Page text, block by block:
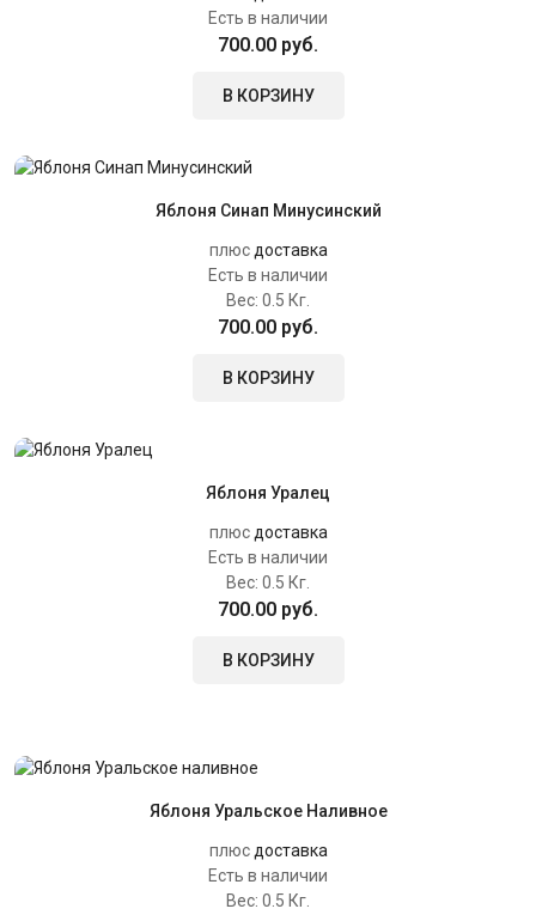
Есть в наличии
700.00 руб.
В КОРЗИНУ
Яблоня Синап Минусинский
плюс доставка
Есть в наличии
Вес: 0.5 Кг.
700.00 руб.
В КОРЗИНУ
Яблоня Уралец
плюс доставка
Есть в наличии
Вес: 0.5 Кг.
700.00 руб.
В КОРЗИНУ
Яблоня Уральское Наливное
плюс доставка
Есть в наличии
Вес: 0.5 Кг.